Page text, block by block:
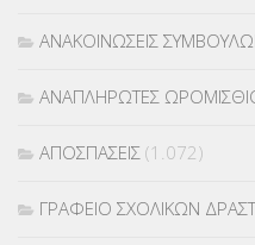
ΑΝΑΚΟΙΝΩΣΕΙΣ
ΑΝΑΠΛΗΡΩΤΕΣ
ΑΠΟΣΠΑΣΕΙΣ (1.072)
ΓΡΑΦΕΙΟ ΣΧΟΛΙΚΩΝ